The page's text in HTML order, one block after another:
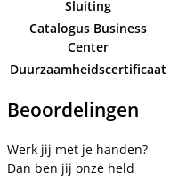
Sluiting
Catalogus Business
Center
Duurzaamheidscertificaat
Beoordelingen
Werk jij met je handen?
Dan ben jij onze held